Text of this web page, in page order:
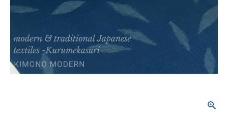
タイプから探す
商品タイプ
在庫有 アーカイブ商品 セール商品
着物